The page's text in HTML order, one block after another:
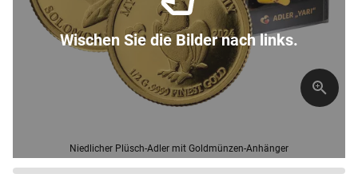
Niedlicher Plüsch-Adler mit Goldmünzen-Anhänger
Wischen Sie die Bilder nach links.